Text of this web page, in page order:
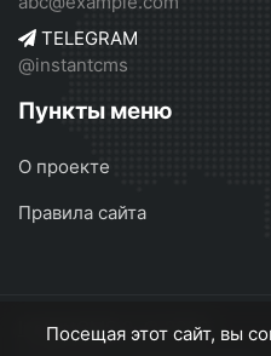
TELEGRAM
@instantcms
Пункты меню
О проекте
Правила сайта
InstantCMS 2 © 2026
Посещая этот сайт, вы